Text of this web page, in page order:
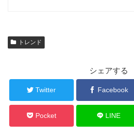
トレンド
シェアする
Twitter Facebook
Pocket LINE